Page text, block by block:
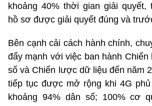
khoảng 40% thời gian giải quyết,
hồ sơ được giải quyết đúng và
Bên cạnh cải cách hành chính,
đẩy mạnh với việc ban hành
số và Chiến lược dữ liệu đến năm
tiếp tục được mở rộng khi 4G
khoảng 94% dân số; 100% cơ